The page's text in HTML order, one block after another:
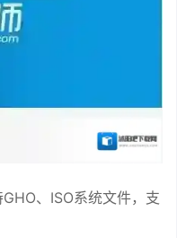
、ISO系统文件，支